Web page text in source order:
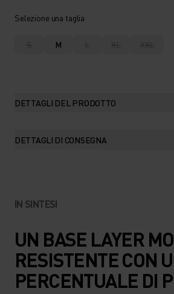
Selezione una taglia
S M L XL XXL
DETTAGLI DEL PRODOTTO
DETTAGLI DI CONSEGNA
IN SINTESI
UN BASE LAYER
RESISTENTE CON
PERCENTUALE DI